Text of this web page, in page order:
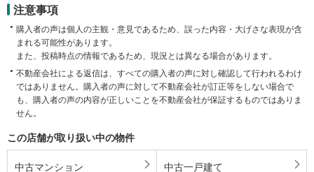
注意事項
購入者の声は個人の主観・意見であるため、誤った内容・大げさな表現が含
まれる可能性があります。
また、投稿時点の情報であるため、現況とは異なる場合があります。
不動産会社による返信は、すべての購入者の声に対し確認して行われるわけ
ではありません。購入者の声に対して不動産会社が訂正等をしない場合で
も、購入者の声の内容が正しいことを不動産会社が保証するものではありま
せん。
この店舗が取り扱い中の物件
中古マンション 中古一戸建て